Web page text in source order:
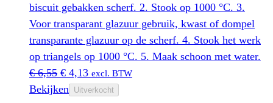
biscuit gebakken scherf. 2. Stook op 1000 °C. 3.
Voor transparant glazuur gebruik, kwast of dompel
transparante glazuur op de scherf. 4. Stook het werk
op triangels op 1000 °C. 5. Maak schoon met water.
€6,55 Oorspronkelijke
prijs
€ 4,13Huidige
prijs
excl. BTW
Bekijken Uitverkocht